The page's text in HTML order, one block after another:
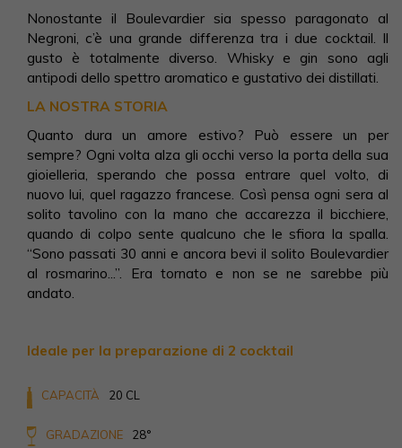
Nonostante il Boulevardier sia spesso paragonato al
Negroni, c’è una grande differenza tra i due cocktail. Il
gusto è totalmente diverso. Whisky e gin sono agli
antipodi dello spettro aromatico e gustativo dei distillati.
LA NOSTRA STORIA
Quanto dura un amore estivo? Può essere un per
sempre? Ogni volta alza gli occhi verso la porta della sua
gioielleria, sperando che possa entrare quel volto, di
nuovo lui, quel ragazzo francese. Così pensa ogni sera al
solito tavolino con la mano che accarezza il bicchiere,
quando di colpo sente qualcuno che le sfiora la spalla.
“Sono passati 30 anni e ancora bevi il solito Boulevardier
al rosmarino...”. Era tornato e non se ne sarebbe più
andato.
Ideale per la preparazione di 2 cocktail
CAPACITÀ 20 CL
GRADAZIONE 28°